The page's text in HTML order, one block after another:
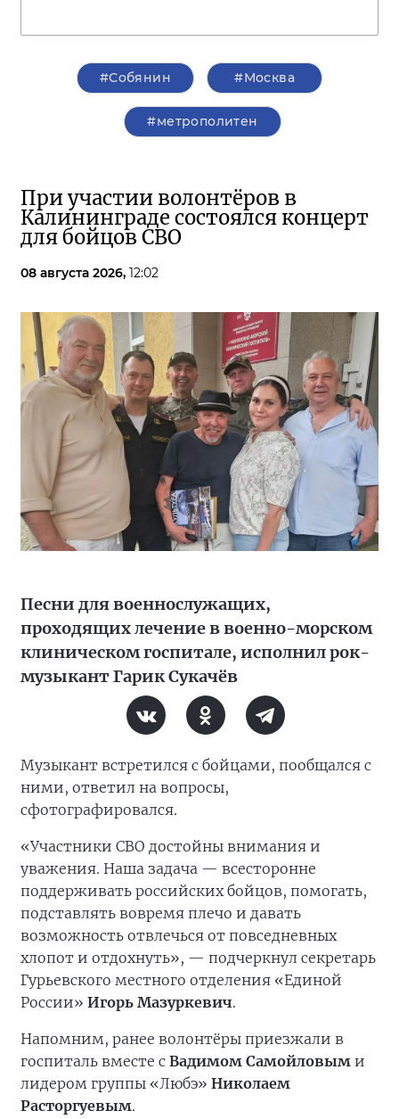
#Собянин #Москва
#метрополитен
При участии волонтёров в
Калининграде состоялся концерт
для бойцов СВО
08 августа 2026, 12:02
Песни для военнослужащих,
проходящих лечение в военно-морском
клиническом госпитале, исполнил рок-
музыкант Гарик Сукачёв
Музыкант встретился с бойцами, пообщался с
ними, ответил на вопросы,
сфотографировался.
«Участники СВО достойны внимания и
уважения. Наша задача — всесторонне
поддерживать российских бойцов, помогать,
подставлять вовремя плечо и давать
возможность отвлечься от повседневных
хлопот и отдохнуть», — подчеркнул секретарь
Гурьевского местного отделения «Единой
России» Игорь Мазуркевич.
Напомним, ранее волонтёры приезжали в
госпиталь вместе с Вадимом Самойловым и
лидером группы «Любэ» Николаем
Расторгуевым.